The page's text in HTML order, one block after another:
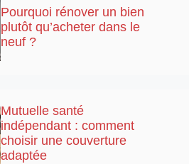
Pourquoi rénover un bien
plutôt qu’acheter dans le
neuf ?
Mutuelle santé
indépendant : comment
choisir une couverture
adaptée